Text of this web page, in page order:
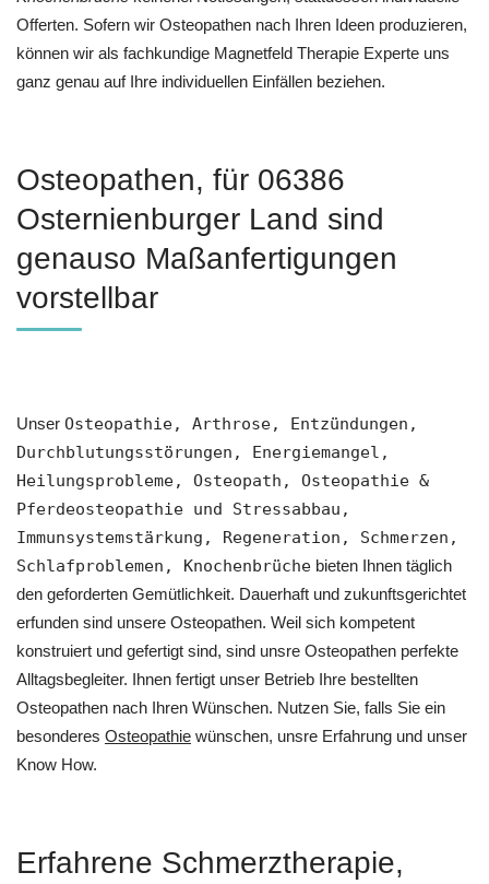
Offerten. Sofern wir Osteopathen nach Ihren Ideen produzieren,
können wir als fachkundige Magnetfeld Therapie Experte uns
ganz genau auf Ihre individuellen Einfällen beziehen.
Osteopathen, für 06386
Osternienburger Land sind
genauso Maßanfertigungen
vorstellbar
Unser Osteopathie, Arthrose, Entzündungen,
Durchblutungsstörungen, Energiemangel,
Heilungsprobleme, Osteopath, Osteopathie &
Pferdeosteopathie und Stressabbau,
Immunsystemstärkung, Regeneration, Schmerzen,
Schlafproblemen, Knochenbrüche bieten Ihnen täglich
den geforderten Gemütlichkeit. Dauerhaft und zukunftsgerichtet
erfunden sind unsere Osteopathen. Weil sich kompetent
konstruiert und gefertigt sind, sind unsre Osteopathen perfekte
Alltagsbegleiter. Ihnen fertigt unser Betrieb Ihre bestellten
Osteopathen nach Ihren Wünschen. Nutzen Sie, falls Sie ein
besonderes Osteopathie wünschen, unsre Erfahrung und unser
Know How.
Erfahrene Schmerztherapie,